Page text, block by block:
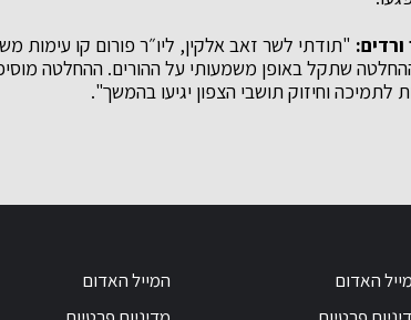
"תודתי לשר זאב אלקין, ליו״ר פורום קו עימות
ההחלטה שתקל באופן משמעותי על ההורים. ההחלטה
לתמיכה וחיזוק תושבי הצפון יגיעו בהמשך".
האדום
המייל האדום